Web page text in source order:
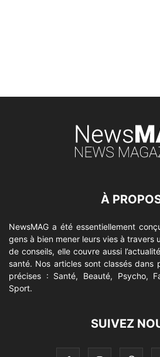
À
NewsMAG a été essentiellement
gens à bien mener leurs vies à travers
de conseils, elle couvre aussi
santé. Nos articles sont classés dans
précises : Santé, Beauté, Psycho,
Sport.
SUIVEZ